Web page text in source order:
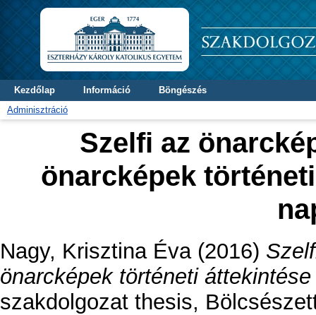
Kezdőlap Információ
Böngészés
Adminisztráció
Szelfi az
önarcképek
Nagy, Krisztina Éva(2016)
önarcképek történeti
szakdolgozat thesis,